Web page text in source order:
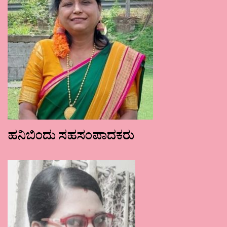
ಹನಿಬಿಂದು ಸಹಸಂಪಾದಕರು